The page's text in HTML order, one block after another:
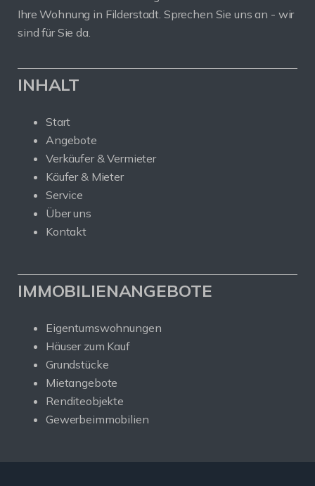
Ihre Wohnung in Filderstadt. Sprechen Sie uns an - wir
sind für Sie da.
INHALT
Start
Angebote
Verkäufer & Vermieter
Käufer & Mieter
Service
Über uns
Kontakt
IMMOBILIENANGEBOTE
Eigentumswohnungen
Häuser zum Kauf
Grundstücke
Mietangebote
Renditeobjekte
Gewerbeimmobilien